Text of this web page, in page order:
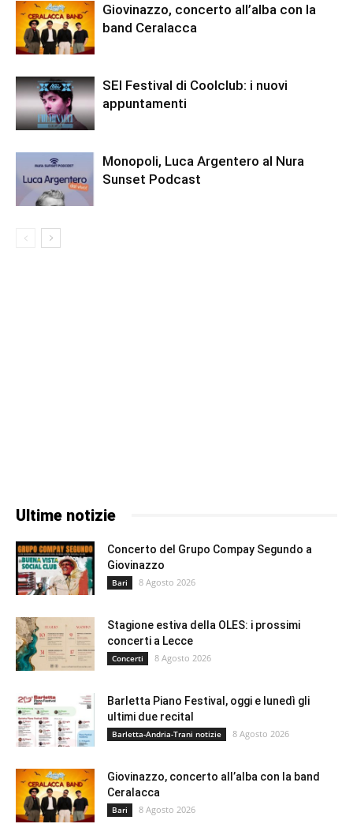
Giovinazzo, concerto all’alba con la
band Ceralacca
SEI Festival di Coolclub: i nuovi
appuntamenti
Monopoli, Luca Argentero al Nura
Sunset Podcast
Ultime notizie
Concerto del Grupo Compay Segundo a
Giovinazzo
Bari 8 Agosto 2026
Stagione estiva della OLES: i prossimi
concerti a Lecce
Concerti 8 Agosto 2026
Barletta Piano Festival, oggi e lunedì gli
ultimi due recital
Barletta-Andria-Trani notizie 8 Agosto 2026
Giovinazzo, concerto all’alba con la band
Ceralacca
Bari 8 Agosto 2026